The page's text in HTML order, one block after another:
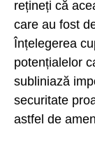
rețineți că
care au fost
Înțelegerea
potențialelor
subliniază
securitate
astfel de